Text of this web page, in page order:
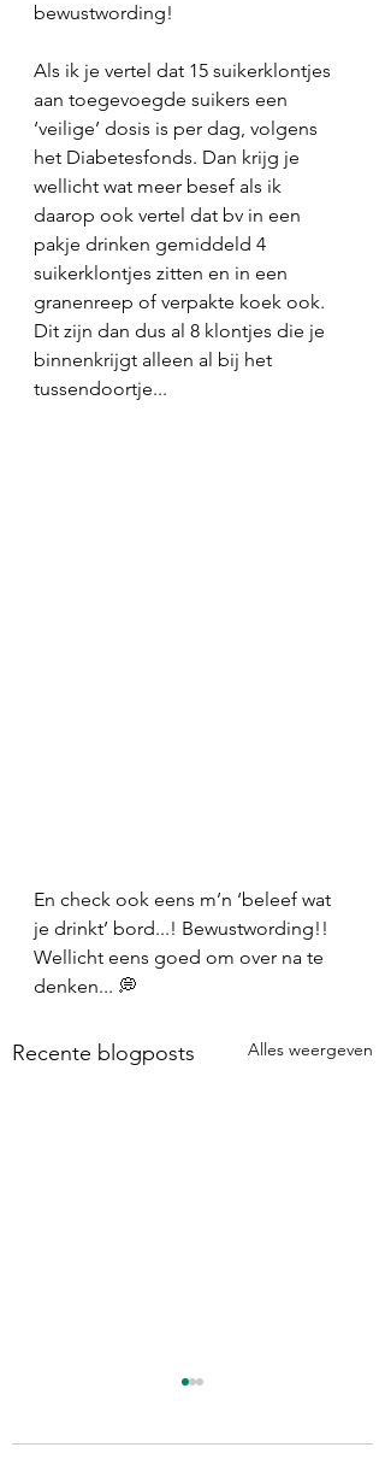
bewustwording!
Als ik je vertel dat 15 suikerklontjes
aan toegevoegde suikers een
‘veilige’ dosis is per dag, volgens
het Diabetesfonds. Dan krijg je
wellicht wat meer besef als ik
daarop ook vertel dat bv in een
pakje drinken gemiddeld 4
suikerklontjes zitten en in een
granenreep of verpakte koek ook.
Dit zijn dan dus al 8 klontjes die je
binnenkrijgt alleen al bij het
tussendoortje...
En check ook eens m’n ‘beleef wat
je drinkt’ bord...! Bewustwording!!
Wellicht eens goed om over na te
denken... 💭
Recente blogposts Alles weergeven